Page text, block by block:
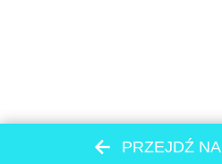
PRZEJDŹ NA